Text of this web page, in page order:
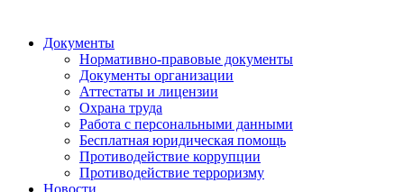
Документы
Нормативно-правовые документы
Документы организации
Аттестаты и лицензии
Охрана труда
Работа с персональными данными
Бесплатная юридическая помощь
Противодействие коррупции
Противодействие терроризму
Новости